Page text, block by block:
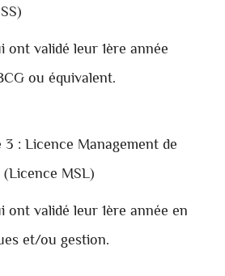
ont validé leur 1ère année
ou équivalent.
: Licence Management de
MSL)
ont validé leur 1ère année en
et/ou gestion.